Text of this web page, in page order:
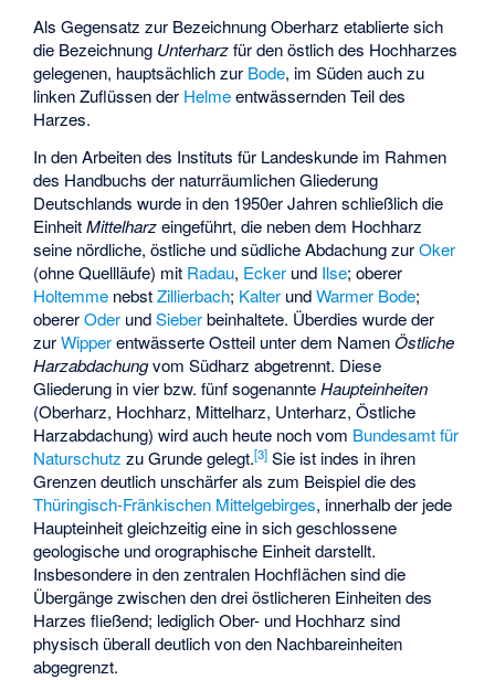
Als Gegensatz zur Bezeichnung Oberharz etablierte sich
die Bezeichnung Unterharzfür den östlich des Hochharzes
gelegenen, hauptsächlich zur Bode, im Süden auch zu
linken Zuflüssen der Helmeentwässernden Teil des
Harzes.
In den Arbeiten des Instituts für Landeskunde im Rahmen
des Handbuchs der naturräumlichen Gliederung
Deutschlands wurde in den 1950er Jahren schließlich die
EinheitMittelharzeingeführt, die neben dem Hochharz
seine nördliche, östliche und südliche Abdachung zurOker
(ohne Quellläufe) mit Radau, Ecker und Ilse; oberer
Holtemme nebstZillierbach; Kalter undWarmer Bode;
obererOder undSieberbeinhaltete. Überdies wurde der
zurWipperentwässerte Ostteil unter dem NamenÖstliche
Harzabdachungvom Südharz abgetrennt. Diese
Gliederung in vier bzw. fünf sogenannteHaupteinheiten
(Oberharz, Hochharz, Mittelharz, Unterharz, Östliche
Harzabdachung) wird auch heute noch vom Bundesamt für
Naturschutz zu Grunde gelegt.[3] Sie ist indes in ihren
Grenzen deutlich unschärfer als zum Beispiel die des
Thüringisch-Fränkischen Mittelgebirges, innerhalb der jede
Haupteinheit gleichzeitig eine in sich geschlossene
geologische und orographische Einheit darstellt.
Insbesondere in den zentralen Hochflächen sind die
Übergänge zwischen den drei östlicheren Einheiten des
Harzes fließend; lediglich Ober- und Hochharz sind
physisch überall deutlich von den Nachbareinheiten
abgegrenzt.